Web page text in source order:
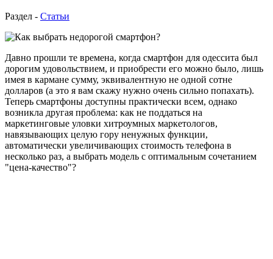
Раздел - Статьи
Давно прошли те времена, когда смартфон для одессита был
дорогим удовольствием, и приобрести его можно было, лишь
имея в кармане сумму, эквивалентную не одной сотне
долларов (а это я вам скажу нужно очень сильно попахать).
Теперь смартфоны доступны практически всем, однако
возникла другая проблема: как не поддаться на
маркетинговые уловки хитроумных маркетологов,
навязывающих целую гору ненужных функции,
автоматически увеличивающих стоимость телефона в
несколько раз, а выбрать модель с оптимальным сочетанием
"цена-качество"?